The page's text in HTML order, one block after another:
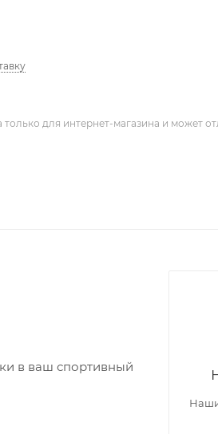
только для интернет-магазина и может
в ваш спортивный